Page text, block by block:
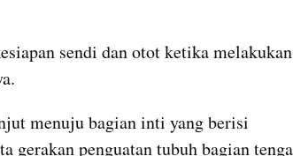
sendi dan otot ketika melakukan
menuju bagian inti yang berisi